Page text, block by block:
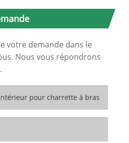
votre demande dans le
Nous vous répondrons